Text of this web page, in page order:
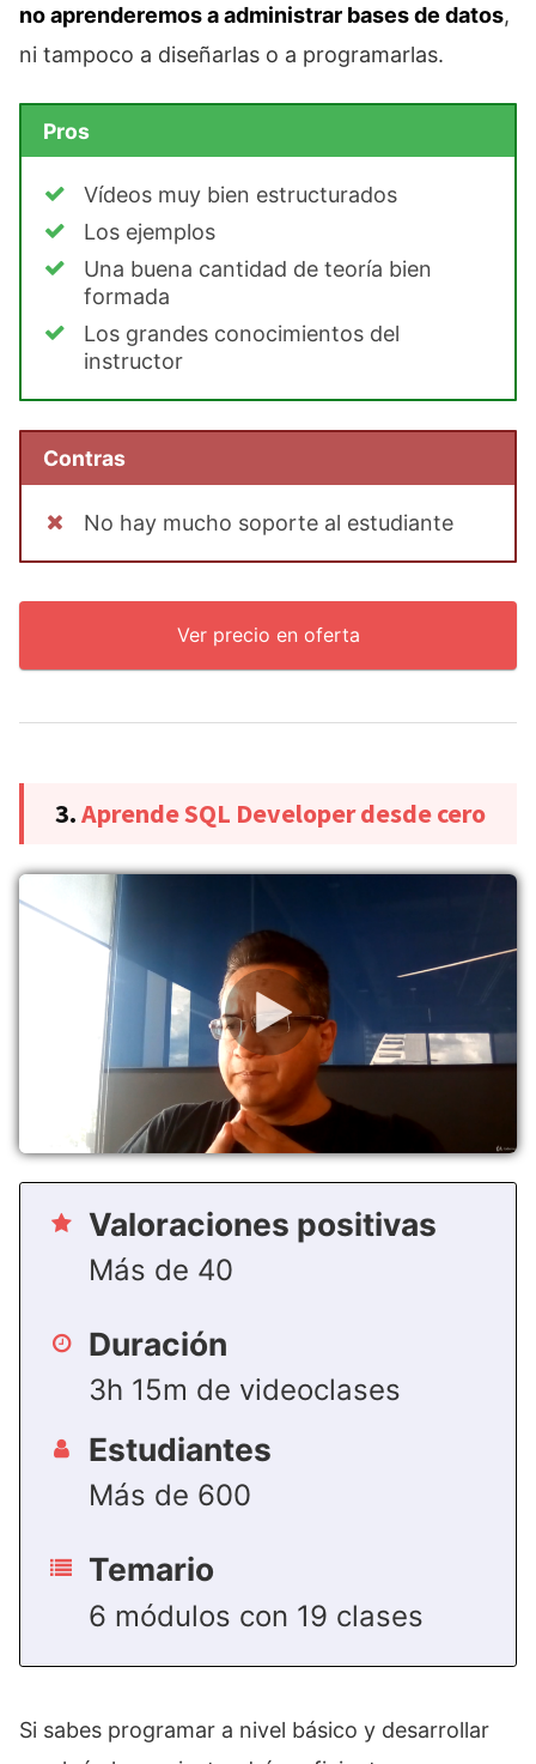
no aprenderemos a administrar bases de datos,
ni tampoco a diseñarlas o a programarlas.
Pros
Vídeos muy bien estructurados
Los ejemplos
Una buena cantidad de teoría bien
formada
Los grandes conocimientos del
instructor
Contras
No hay mucho soporte al estudiante
Ver precio en oferta
3.Aprende SQL Developer desde cero
Valoraciones positivas
Más de 40
Duración
3h 15m de videoclases
Estudiantes
Más de 600
Temario
6 módulos con 19 clases
Si sabes programar a nivel básico y desarrollar